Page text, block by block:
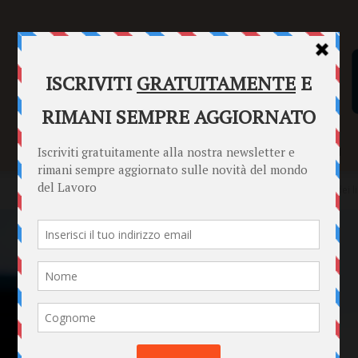
SENTENZE FORMULARI PUNTO INFORMAZIONI
Home Punto Informazioni Conciliazione